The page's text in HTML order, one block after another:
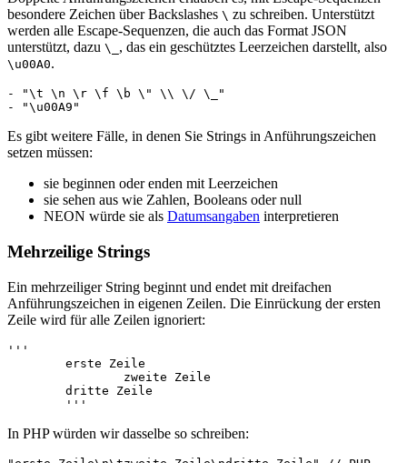
besondere Zeichen über Backslashes \ zu schreiben. Unterstützt
werden alle Escape-Sequenzen, die auch das Format JSON
unterstützt, dazu \_ , das ein geschütztes Leerzeichen darstellt, also
\u00A0.
- "\t \n \r \f \b \" \\ \/ \_"
Es gibt weitere Fälle, in denen Sie Strings in Anführungszeichen
setzen müssen:
sie beginnen oder enden mit Leerzeichen
sie sehen aus wie Zahlen, Booleans oder null
NEON würde sie als Datumsangaben interpretieren
Mehrzeilige Strings
Ein mehrzeiliger String beginnt und endet mit dreifachen
Anführungszeichen in eigenen Zeilen. Die Einrückung der ersten
Zeile wird für alle Zeilen ignoriert:
'''
In PHP würden wir dasselbe so schreiben: